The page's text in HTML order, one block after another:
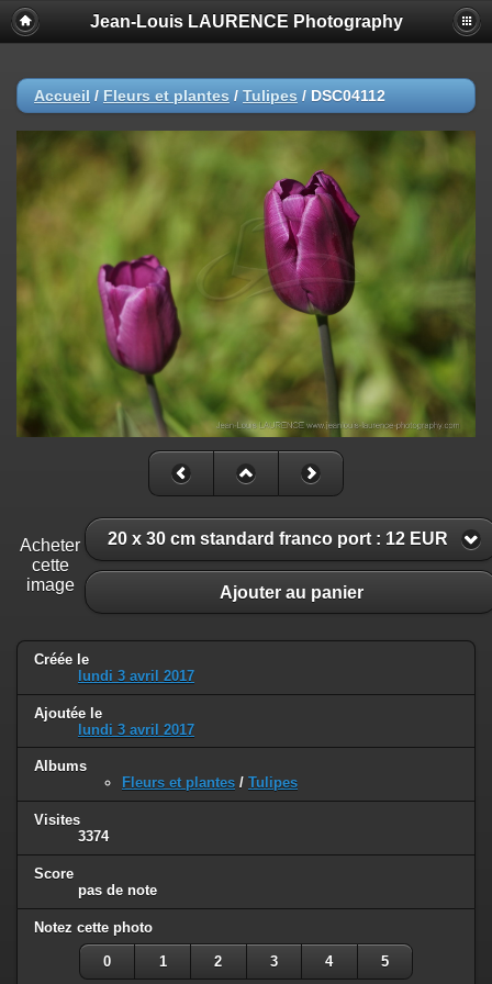
Jean-Louis LAURENCE Photography
Accueil / Fleurs et plantes / Tulipes / DSC04112
Acheter
cette
image
20 x 30 cm standard franco port : 12 EUR
Ajouter au panier
Créée le
lundi 3 avril 2017
Ajoutée le
lundi 3 avril 2017
Albums
Fleurs et plantes / Tulipes
Visites
3374
Score
pas de note
Notez cette photo
0 1 2 3 4 5